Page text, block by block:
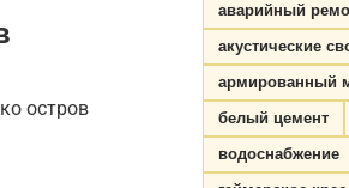
остров
аварийный
акустические
армированный
белый цемент
водоснабжение